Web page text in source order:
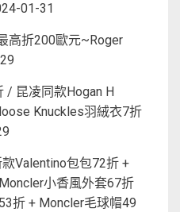
01-31
高折200歐元~Roger
/ 昆凌同款Hogan H
Knuckles羽絨衣7折
Valentino包包72折 +
小香風外套67折
折 + Moncler毛球帽49